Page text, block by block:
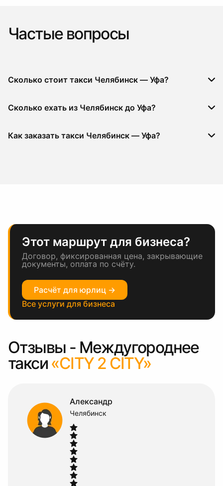
Частые вопросы
Сколько стоит такси Челябинск — Уфа?
Сколько ехать из Челябинск до Уфа?
Как заказать такси Челябинск — Уфа?
Этот маршрут для бизнеса?
Договор, фиксированная цена, закрывающие
документы, оплата по счёту.
Расчёт для юрлиц →
Все услуги для бизнеса
Отзывы - Междугороднее
такси «CITY 2 CITY»
Александр
Челябинск